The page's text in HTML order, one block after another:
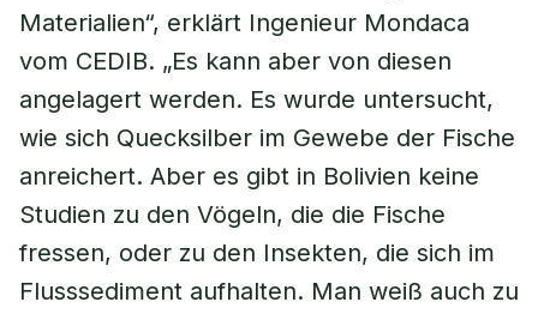
Materialien“, erklärt Ingenieur Mondaca
vom CEDIB. „Es kann aber von diesen
angelagert werden. Es wurde untersucht,
wie sich Quecksilber im Gewebe der Fische
anreichert. Aber es gibt in Bolivien keine
Studien zu den Vögeln, die die Fische
fressen, oder zu den Insekten, die sich im
Flusssediment aufhalten. Man weiß auch zu